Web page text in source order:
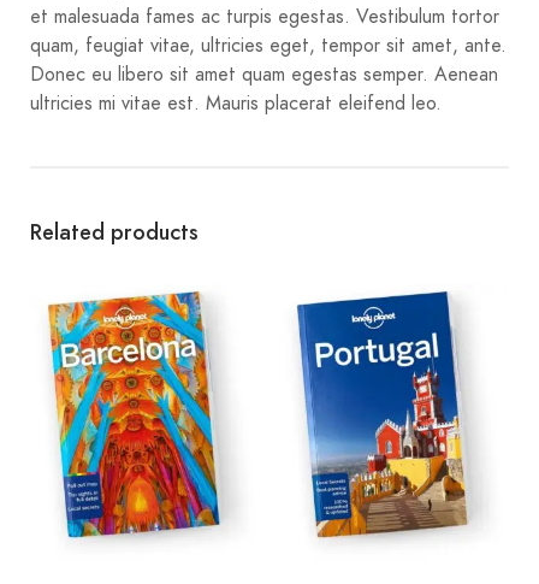
et malesuada fames ac turpis egestas. Vestibulum tortor
quam, feugiat vitae, ultricies eget, tempor sit amet, ante.
Donec eu libero sit amet quam egestas semper. Aenean
ultricies mi vitae est. Mauris placerat eleifend leo.
Related products